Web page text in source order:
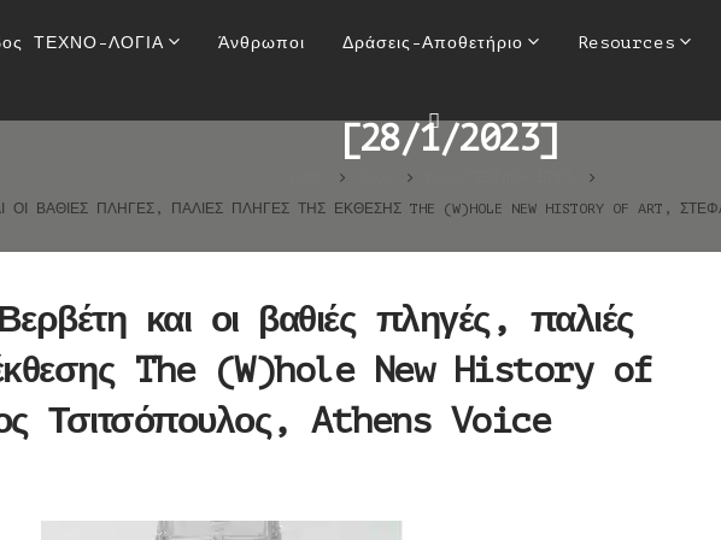
ΤΕΧΝΟ-ΛΟΓΙΑ Άνθρωποι Δράσεις-Αποθετήριο Resources
και οι βαθιές πληγές, παλιές
[28/1/2023]
ΒΑΘΙΈΣ ΠΛΗΓΈΣ, ΠΑΛΙΈΣ ΠΛΗΓΈΣ ΤΗΣ ΈΚΘΕΣΗΣ THE (W)HOLE NEW HISTORY OF ART,
και οι βαθιές πληγές, παλιές
The (W)hole New History of
Τσιτσόπουλος, Athens Voice